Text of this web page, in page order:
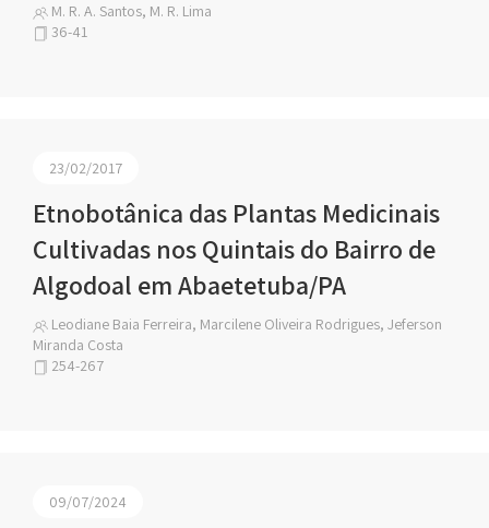
M. R. A. Santos, M. R. Lima
36-41
23/02/2017
Etnobotânica das Plantas Medicinais
Cultivadas nos Quintais do Bairro de
Algodoal em Abaetetuba/PA
Leodiane Baia Ferreira, Marcilene Oliveira Rodrigues, Jeferson
Miranda Costa
254-267
09/07/2024